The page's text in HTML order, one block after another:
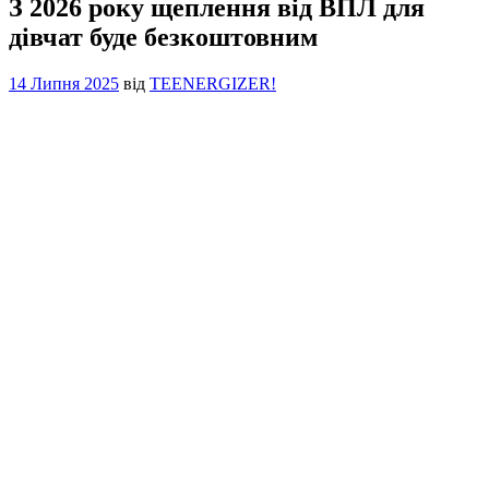
З 2026 року щеплення від ВПЛ для
дівчат буде безкоштовним
14 Липня 2025 від TEENERGIZER!